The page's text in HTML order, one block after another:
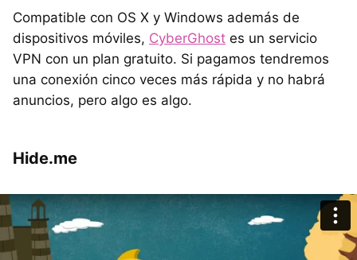
Compatible con OS X y Windows además de
dispositivos móviles, CyberGhost es un servicio
VPN con un plan gratuito. Si pagamos tendremos
una conexión cinco veces más rápida y no habrá
anuncios, pero algo es algo.
Hide.me